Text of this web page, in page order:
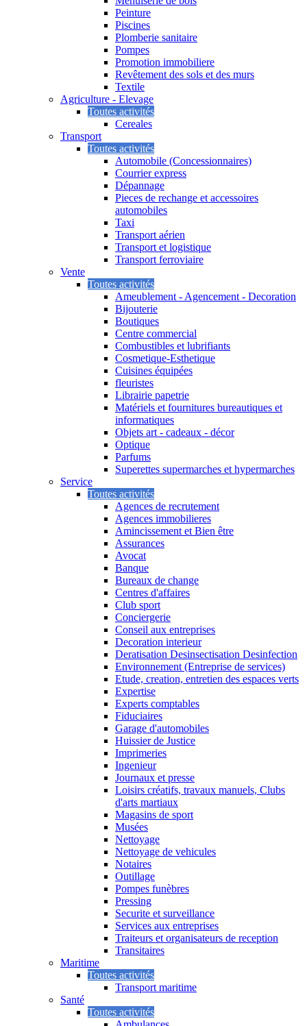
Peinture
Piscines
Plomberie sanitaire
Pompes
Promotion immobiliere
Revêtement des sols et des murs
Textile
Agriculture - Elevage
Toutes activités
Cereales
Transport
Toutes activités
Automobile (Concessionnaires)
Courrier express
Dépannage
Pieces de rechange et accessoires
automobiles
Taxi
Transport aérien
Transport et logistique
Transport ferroviaire
Vente
Toutes activités
Ameublement - Agencement - Decoration
Bijouterie
Boutiques
Centre commercial
Combustibles et lubrifiants
Cosmetique-Esthetique
Cuisines équipées
fleuristes
Librairie papetrie
Matériels et fournitures bureautiques et
informatiques
Objets art - cadeaux - décor
Optique
Parfums
Superettes supermarches et hypermarches
Service
Toutes activités
Agences de recrutement
Agences immobilieres
Amincissement et Bien être
Assurances
Avocat
Banque
Bureaux de change
Centres d'affaires
Club sport
Conciergerie
Conseil aux entreprises
Decoration interieur
Deratisation Desinsectisation Desinfection
Environnement (Entreprise de services)
Etude, creation, entretien des espaces verts
Expertise
Experts comptables
Fiduciaires
Garage d'automobiles
Huissier de Justice
Imprimeries
Ingenieur
Journaux et presse
Loisirs créatifs, travaux manuels, Clubs
d'arts martiaux
Magasins de sport
Musées
Nettoyage
Nettoyage de vehicules
Notaires
Outillage
Pompes funèbres
Pressing
Securite et surveillance
Services aux entreprises
Traiteurs et organisateurs de reception
Transitaires
Maritime
Toutes activités
Transport maritime
Santé
Toutes activités